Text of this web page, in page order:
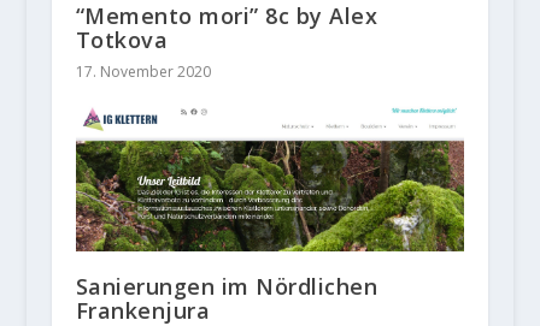
“Memento mori” 8c by Alex
Totkova
17. November 2020
Sanierungen im Nördlichen
Frankenjura